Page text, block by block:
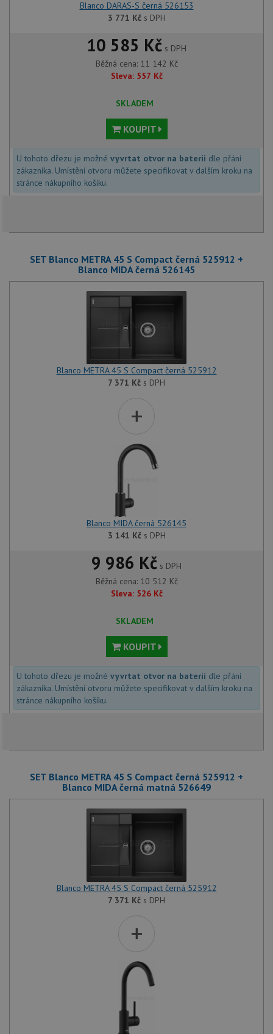
Blanco DARAS-S černá 526153
3 771 Kčs DPH
10 585 Kč s DPH
Běžná cena: 11 142 Kč
Sleva: 557 Kč
SKLADEM
KOUPIT
U tohoto dřezu je možné vyvrtat otvor na baterii dle přání
zákazníka. Umístění otvoru můžete specifikovat v dalším kroku na
stránce nákupního košíku.
SET Blanco METRA 45 S Compact černá 525912 +
Blanco MIDA černá 526145
Blanco METRA 45 S Compact černá 525912
7 371 Kč s DPH
+
Blanco MIDA černá 526145
3 141 Kčs DPH
9 986 Kč s DPH
Běžná cena: 10 512 Kč
Sleva: 526 Kč
SKLADEM
KOUPIT
U tohoto dřezu je možné vyvrtat otvor na baterii dle přání
zákazníka. Umístění otvoru můžete specifikovat v dalším kroku na
stránce nákupního košíku.
SET Blanco METRA 45 S Compact černá 525912 +
Blanco MIDA černá matná 526649
Blanco METRA 45 S Compact černá 525912
7 371 Kč s DPH
+